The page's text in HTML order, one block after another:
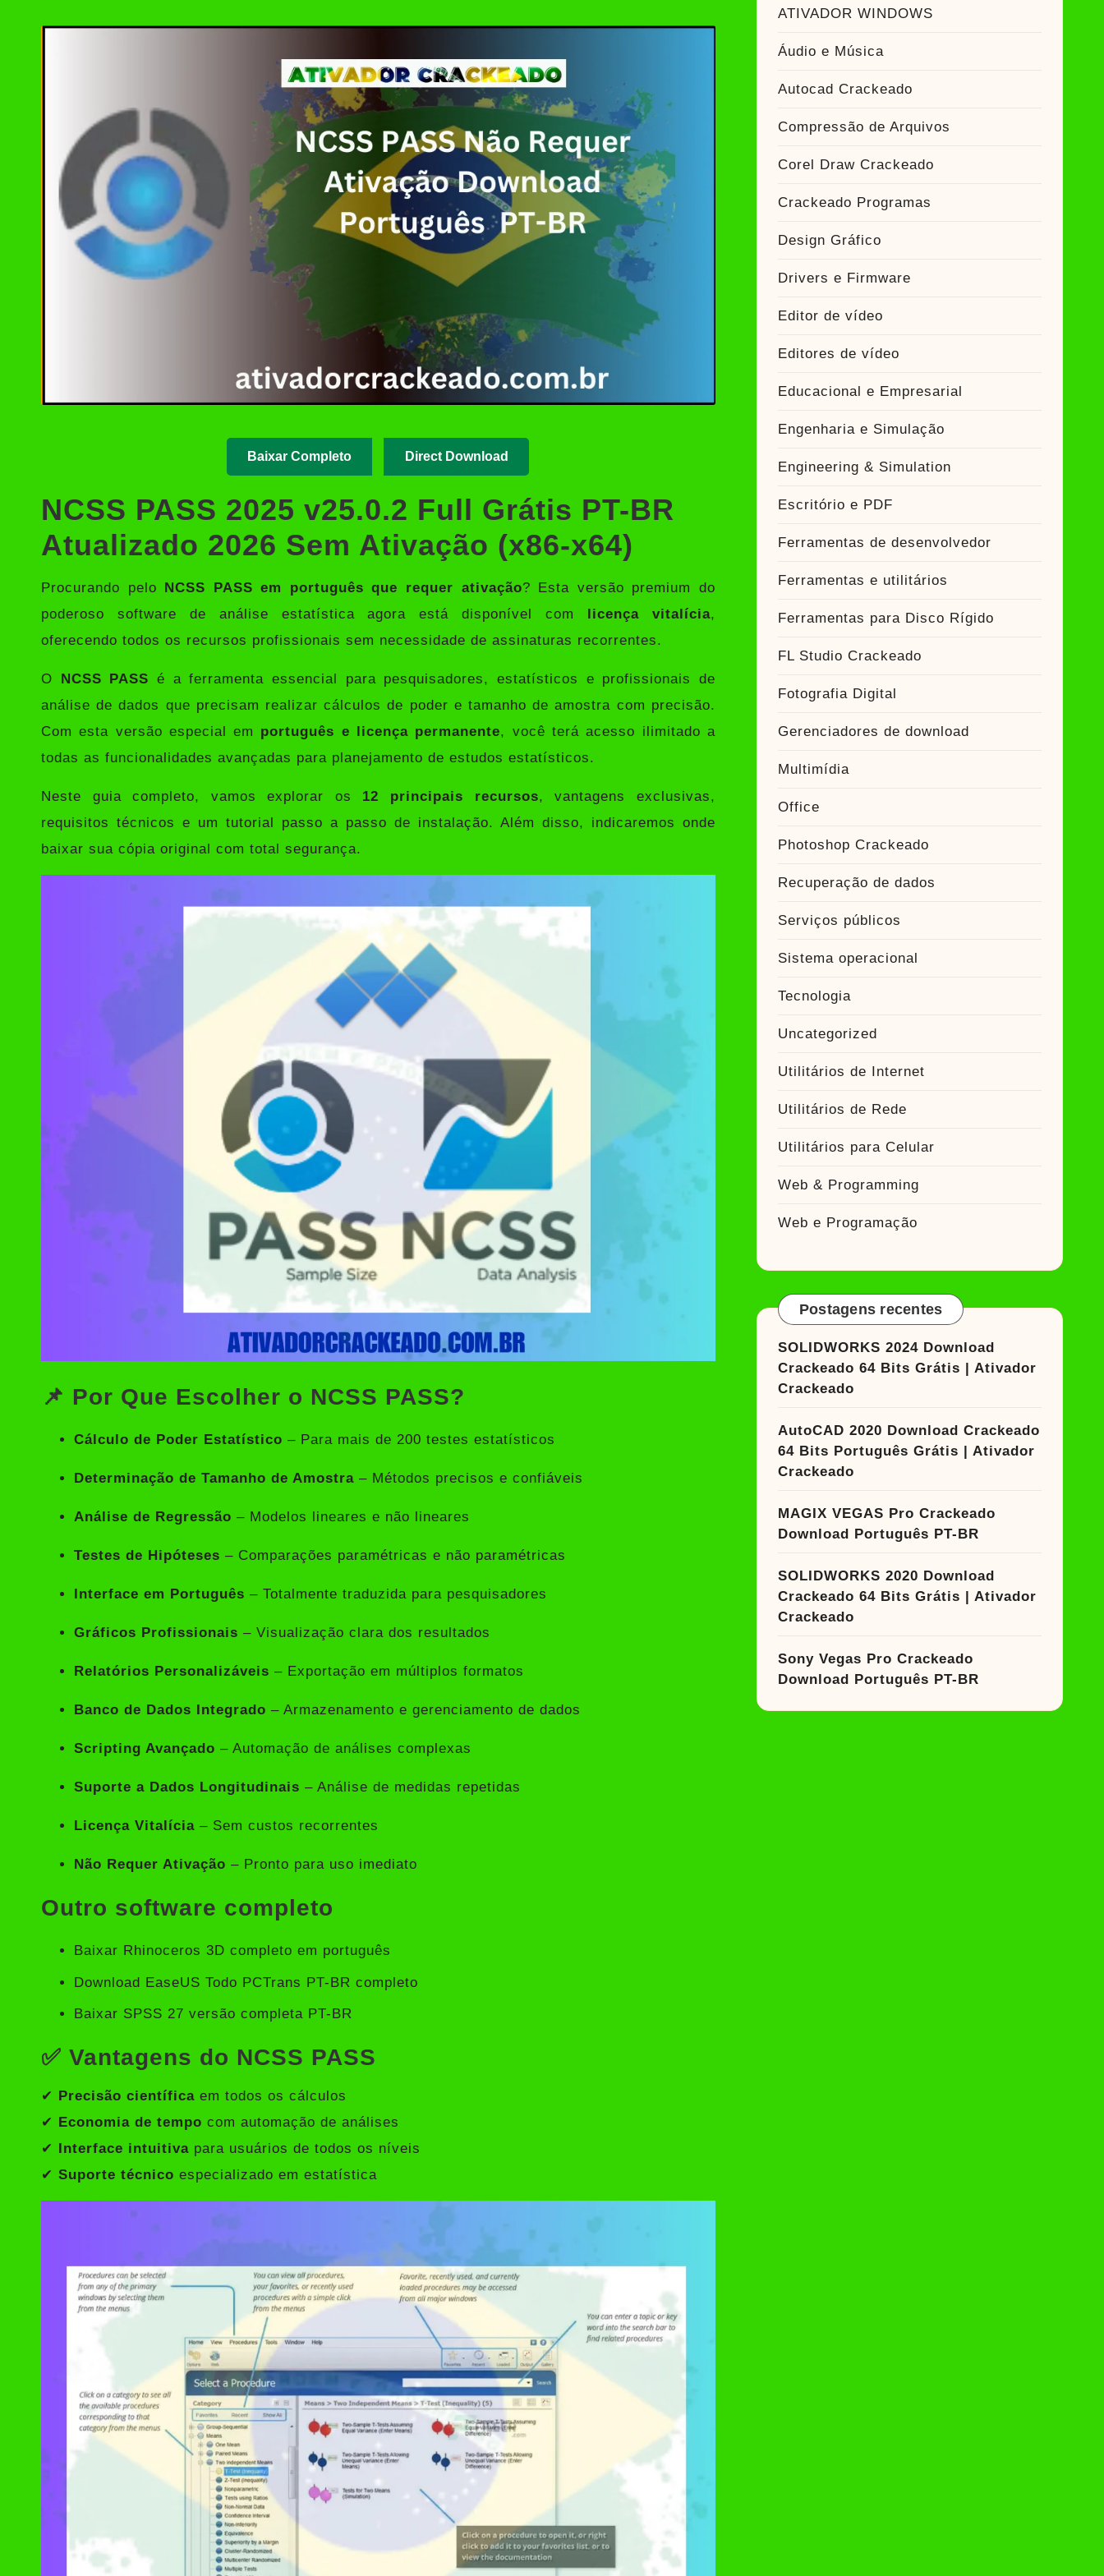
Ashampoo UnInstaller Download Crackeado + Chave de Licença | Ativador Crackeado
Ativador Windows 7 Download Grátis: Windows Loader & Re-Loader | Ativador Crackeado
Baixar Completo Direct Download
NCSS PASS 2025 v25.0.2 Full Grátis PT-BR
Atualizado 2026 Sem Ativação (x86-x64)
Procurando pelo NCSS PASS em português que requer ativação? Esta versão premium do
poderoso software de análise estatística agora está disponível com licença vitalícia,
oferecendo todos os recursos profissionais sem necessidade de assinaturas recorrentes.
O NCSS PASS é a ferramenta essencial para pesquisadores, estatísticos e profissionais de
análise de dados que precisam realizar cálculos de poder e tamanho de amostra com precisão.
Com esta versão especial em português e licença permanente, você terá acesso ilimitado a
todas as funcionalidades avançadas para planejamento de estudos estatísticos.
Neste guia completo, vamos explorar os 12 principais recursos, vantagens exclusivas,
requisitos técnicos e um tutorial passo a passo de instalação. Além disso, indicaremos onde
baixar sua cópia original com total segurança.
📌 Por Que Escolher o NCSS PASS?
Cálculo de Poder Estatístico – Para mais de 200 testes estatísticos
Determinação de Tamanho de Amostra – Métodos precisos e confiáveis
Análise de Regressão – Modelos lineares e não lineares
Testes de Hipóteses – Comparações paramétricas e não paramétricas
Interface em Português – Totalmente traduzida para pesquisadores
Gráficos Profissionais – Visualização clara dos resultados
Relatórios Personalizáveis – Exportação em múltiplos formatos
Banco de Dados Integrado – Armazenamento e gerenciamento de dados
Scripting Avançado – Automação de análises complexas
Suporte a Dados Longitudinais – Análise de medidas repetidas
Licença Vitalícia – Sem custos recorrentes
Não Requer Ativação – Pronto para uso imediato
Outro software completo
Baixar Rhinoceros 3D completo em português
Download EaseUS Todo PCTrans PT-BR completo
Baixar SPSS 27 versão completa PT-BR
✅ Vantagens do NCSS PASS
✔ Precisão científica em todos os cálculos
✔
Economia de tempo com automação de análises
✔
Interface intuitiva para usuários de todos os níveis
✔ Suporte técnico especializado em estatística
ATIVADOR WINDOWS
Áudio e Música
Autocad Crackeado
Compressão de Arquivos
Corel Draw Crackeado
Crackeado Programas
Design Gráfico
Drivers e Firmware
Editor de vídeo
Editores de vídeo
Educacional e Empresarial
Engenharia e Simulação
Engineering & Simulation
Escritório e PDF
Ferramentas de desenvolvedor
Ferramentas e utilitários
Ferramentas para Disco Rígido
FL Studio Crackeado
Fotografia Digital
Gerenciadores de download
Multimídia
Office
Photoshop Crackeado
Recuperação de dados
Serviços públicos
Sistema operacional
Tecnologia
Uncategorized
Utilitários de Internet
Utilitários de Rede
Utilitários para Celular
Web & Programming
Web e Programação
Postagens recentes
SOLIDWORKS 2024 Download
Crackeado 64 Bits Grátis | Ativador
Crackeado
AutoCAD 2020 Download Crackeado
64 Bits Português Grátis | Ativador
Crackeado
MAGIX VEGAS Pro Crackeado
Download Português PT-BR
SOLIDWORKS 2020 Download
Crackeado 64 Bits Grátis | Ativador
Crackeado
Sony Vegas Pro Crackeado
Download Português PT-BR